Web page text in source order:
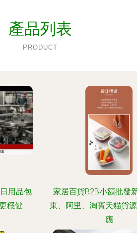
產品列表
PRODUCT
用品包
穩健
家居百貨B2B小額批發
東、阿里、淘寶天貓貨
應